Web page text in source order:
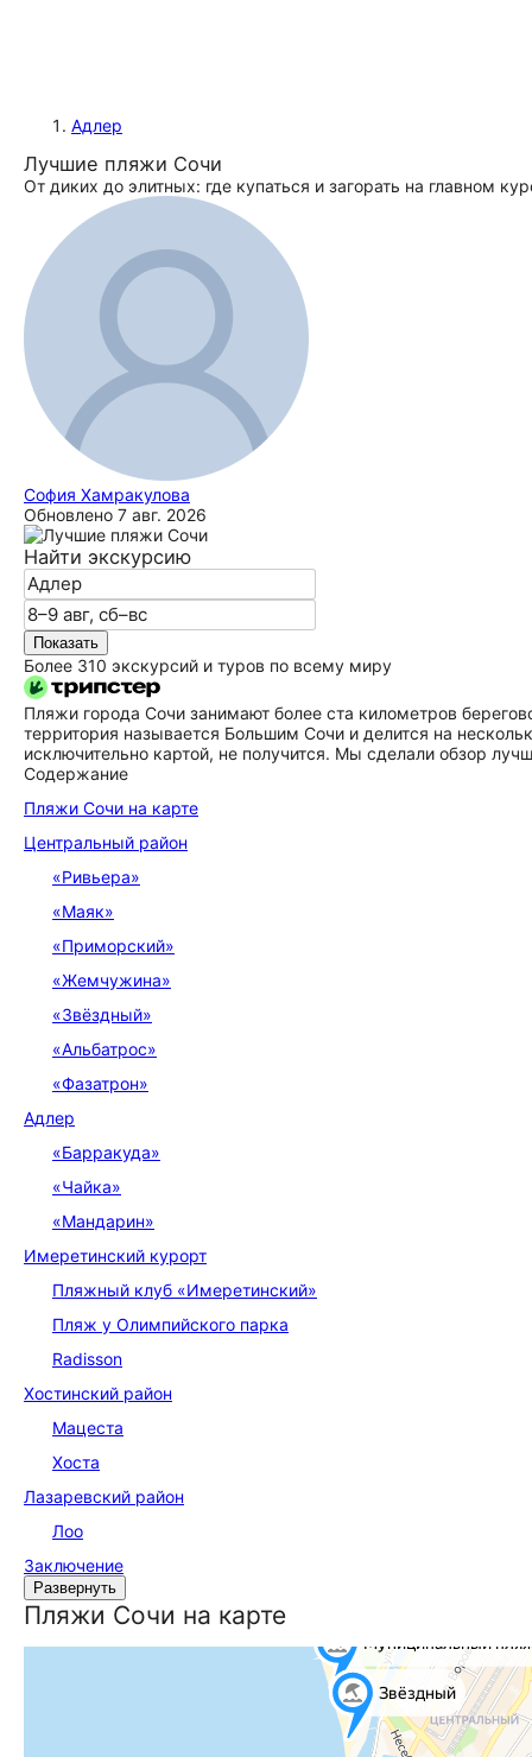
Адлер
Лучшие пляжи Сочи
От диких до элитных: где купаться и загорать на главном
София Хамракулова
Обновлено 7 авг. 2026
Найти экскурсию
Показать
Более 310 экскурсий и туров по всему миру
Пляжи города Сочи занимают более ста километров
территория называется Большим Сочи и делится на
исключительно картой, не получится. Мы сделали обзор
Содержание
Пляжи Сочи на карте
Центральный район
«Ривьера»
«Маяк»
«Приморский»
«Жемчужина»
«Звёздный»
«Альбатрос»
«Фазатрон»
Адлер
«Барракуда»
«Чайка»
«Мандарин»
Имеретинский курорт
Пляжный клуб «Имеретинский»
Пляж у Олимпийского парка
Radisson
Хостинский район
Мацеста
Хоста
Лазаревский район
Лоо
Заключение
Развернуть
Пляжи Сочи на карте